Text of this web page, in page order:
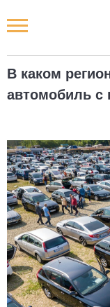
В каком
автомобиль с
Новости РФ
Городские новости
Наши
Статьи